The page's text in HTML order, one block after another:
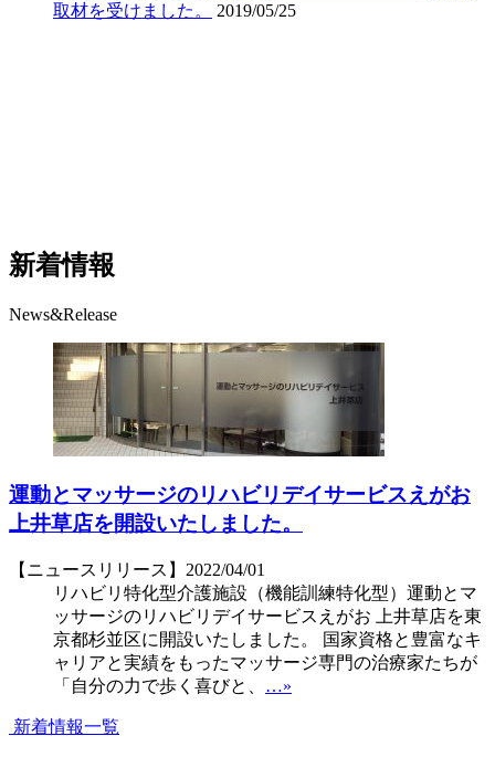
取材を受けました。
2019/05/25
新着情報
News&Release
運動とマッサージのリハビリデイサービスえがお
上井草店を開設いたしました。
【ニュースリリース】 2022/04/01
リハビリ特化型介護施設（機能訓練特化型）運動とマ
ッサージのリハビリデイサービスえがお 上井草店を東
京都杉並区に開設いたしました。 国家資格と豊富なキ
ャリアと実績をもったマッサージ専門の治療家たちが
「自分の力で歩く喜びと、 …»
新着情報一覧